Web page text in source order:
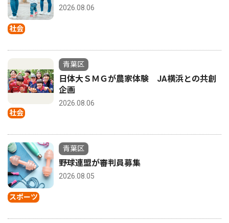
社会
2026.08.06
社会
青葉区
日体大ＳＭＧが農家体験 JA横浜との共創
企画
2026.08.06
スポーツ
青葉区
野球連盟が審判員募集
2026.08.05